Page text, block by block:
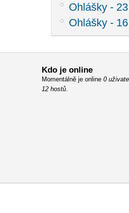
Ohlášky -
Ohlášky -
Kdo je online
Momentálně je online 0
12 hostů.